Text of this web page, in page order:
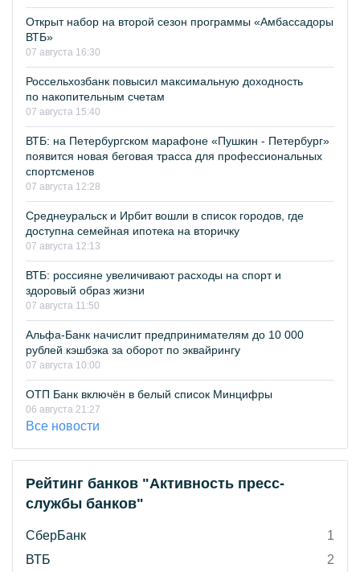
Открыт набор на второй сезон программы «Амбассадоры
ВТБ»
07 августа 16:30
Россельхозбанк повысил максимальную доходность
по накопительным счетам
07 августа 15:40
ВТБ: на Петербургском марафоне «Пушкин - Петербург»
появится новая беговая трасса для профессиональных
спортсменов
07 августа 12:28
Среднеуральск и Ирбит вошли в список городов, где
доступна семейная ипотека на вторичку
07 августа 12:13
ВТБ: россияне увеличивают расходы на спорт и
здоровый образ жизни
07 августа 11:50
Альфа-Банк начислит предпринимателям до 10 000
рублей кэшбэка за оборот по эквайрингу
07 августа 10:00
ОТП Банк включён в белый список Минцифры
06 августа 21:27
Все новости
Рейтинг банков "Активность пресс-
службы банков"
СберБанк
1
ВТБ
2